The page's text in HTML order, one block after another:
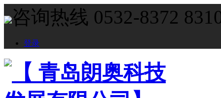
咨询热线 0532-8372
登录